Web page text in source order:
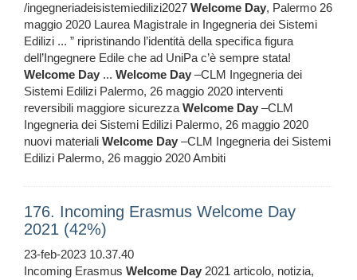
/ingegneriadeisistemiedilizi2027 Welcome Day, Palermo 26
maggio 2020 Laurea Magistrale in Ingegneria dei Sistemi
Edilizi ... ” ripristinando l’identità della specifica figura
dell’Ingegnere Edile che ad UniPa c’è sempre stata!
Welcome Day ... Welcome Day –CLM Ingegneria dei
Sistemi Edilizi Palermo, 26 maggio 2020 interventi
reversibili maggiore sicurezzaWelcome Day –CLM
Ingegneria dei Sistemi Edilizi Palermo, 26 maggio 2020
nuovi materiali Welcome Day –CLM Ingegneria dei Sistemi
Edilizi Palermo, 26 maggio 2020 Ambiti
176. Incoming Erasmus Welcome Day
2021 (42%)
23-feb-2023 10.37.40
Incoming Erasmus Welcome Day 2021 articolo, notizia,